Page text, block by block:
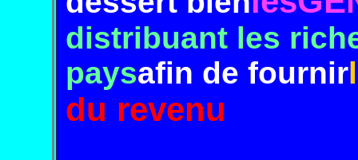
distribuant les
paysafin de fournir
du revenu